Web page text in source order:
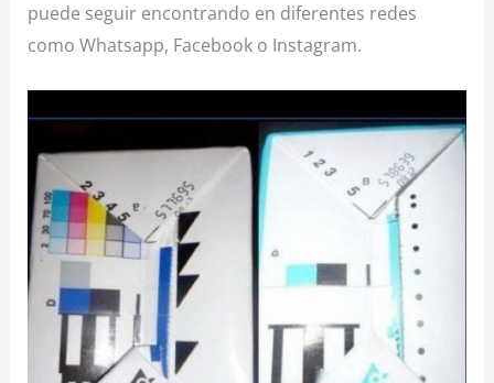
puede seguir encontrando en diferentes redes
como Whatsapp, Facebook o Instagram.